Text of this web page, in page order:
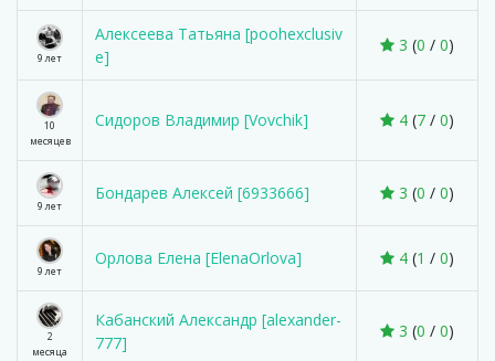
9 лет
Алексеева Татьяна [poohexclusiv
e]
3 (0 / 0)
10
месяцев
Сидоров Владимир [Vovchik] 4 (7 / 0)
9 лет
Бондарев Алексей [6933666] 3 (0 / 0)
9 лет
Орлова Елена [ElenaOrlova] 4 (1 / 0)
2
месяца
Кабанский Александр [alexander-
777]
3 (0 / 0)